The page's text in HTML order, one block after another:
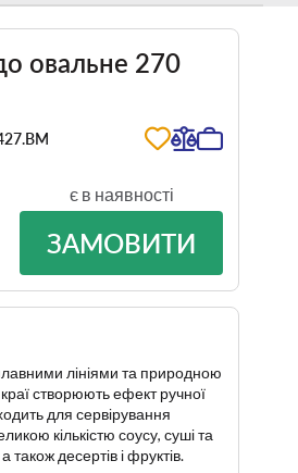
овальне 270
є в наявності
ЗАМОВИТИ
лініями та природною
створюють ефект ручної
для сервірування
кількістю соусу, суші та
також десертів і фруктів.